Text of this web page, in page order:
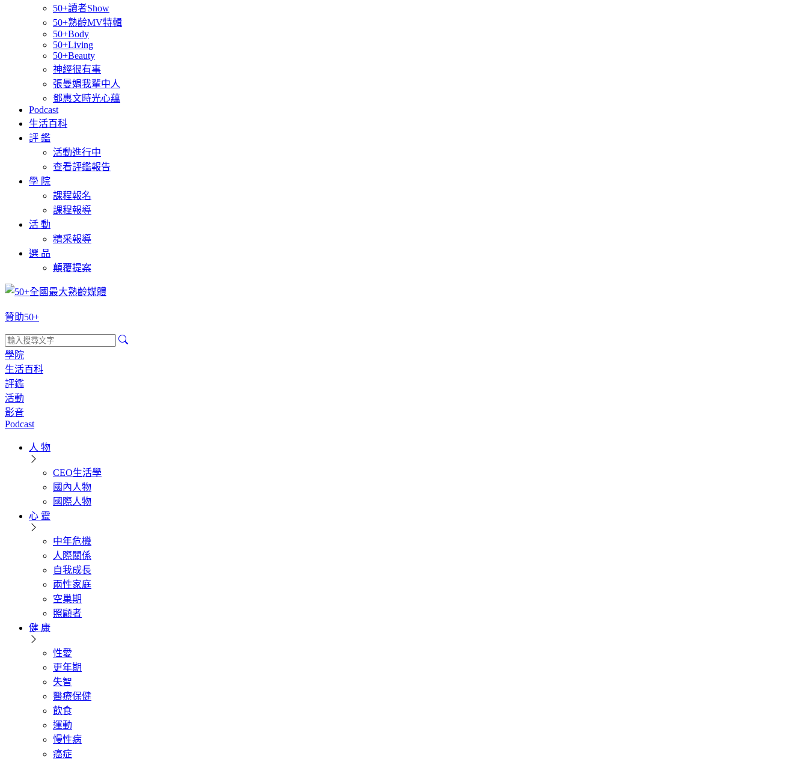
50+讀者Show
50+熟齡MV特輯
50+Body
50+Living
50+Beauty
神經很有事
張曼娟我輩中人
鄧惠文時光心蘊
Podcast
生活百科
評 鑑
活動進行中
查看評鑑報告
學 院
課程報名
課程報導
活 動
精采報導
選 品
顛覆提案
贊助50+
學院
生活百科
評鑑
活動
影音
Podcast
人 物
CEO生活學
國內人物
國際人物
心 靈
中年危機
人際關係
自我成長
兩性家庭
空巢期
照顧者
健 康
性愛
更年期
失智
醫療保健
飲食
運動
慢性病
癌症